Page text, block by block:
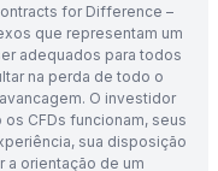
for Difference –
que representam um
adequados para todos
na perda de todo o
O investidor
CFDs funcionam, seus
sua disposição
a orientação de um